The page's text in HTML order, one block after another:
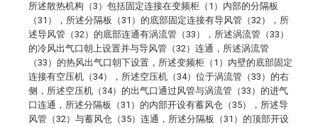
所述散热机构（3）包括固定连接在变频柜（1）内部的分隔板
（31），所述分隔板（31）的底部固定连接有导风管（32），所
述导风管（32）的底部连通有涡流管（33），所述涡流管（33）
的冷风出气口朝上设置并与导风管（32）连通，所述涡流管
（33）的热风出气口朝下设置，所述变频柜（1）内壁的底部固定
连接有空压机（34），所述空压机（34）位于涡流管（33）的右
侧，所述空压机（34）的出气口通过风管与涡流管（33）的进气
口连通，所述分隔板（31）的内部开设有蓄风仓（35），所述导
风管（32）与蓄风仓（35）连通，所述分隔板（31）的顶部开设